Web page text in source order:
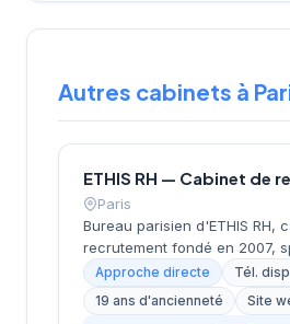
Autres cabinets à
Paris
Bureau parisien d'ETHIS RH,
recrutement fondé en 2007,
conseil en ressources
recrutement de cadres et
coaching et l'outplacement.
Approche directe
Tél.
19 ans d'ancienneté
Site